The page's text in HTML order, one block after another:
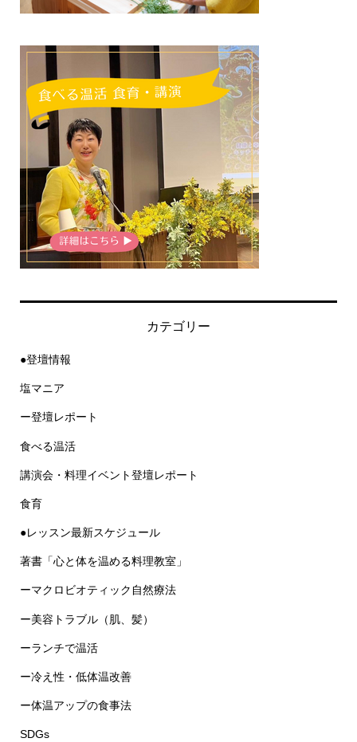
カテゴリー
●登壇情報
塩マニア
ー登壇レポート
食べる温活
講演会・料理イベント登壇レポート
食育
●レッスン最新スケジュール
著書「心と体を温める料理教室」
ーマクロビオティック自然療法
ー美容トラブル（肌、髪）
ーランチで温活
ー冷え性・低体温改善
ー体温アップの食事法
SDGs